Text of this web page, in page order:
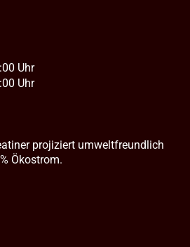
Uhr
Uhr
projiziert umweltfreundlich
Ökostrom.